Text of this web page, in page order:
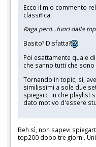
Ecco il mio commento
classifica:
Raga però...fuori dalla
Basito? Disfatta?
Poi esattamente quale
che sanno tutti che
Tornando in topic, si,
similissimi a sole due
spiegarci in che playlist
dato motivo d'essere
Beh sì, non sapevi
top200 dopo tre giorni.